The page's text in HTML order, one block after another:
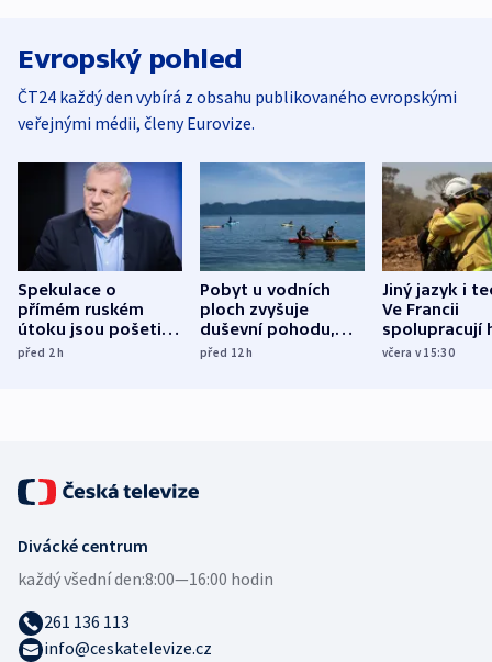
Evropský pohled
ČT24 každý den vybírá z obsahu publikovaného evropskými
veřejnými médii, členy Eurovize.
Spekulace o
přímém ruském
útoku jsou pošetilé,
míní estonský
před 2h
Pobyt u vodních
ploch zvyšuje
duševní pohodu,
ukázala
před 12h
Jiný jazyk i
Ve Francii
spolupracují
různých zemí
včera v 15:30
Divácké centrum
každý všední den:8:00—16:00 hodin
261 136 113
info@ceskatelevize.cz